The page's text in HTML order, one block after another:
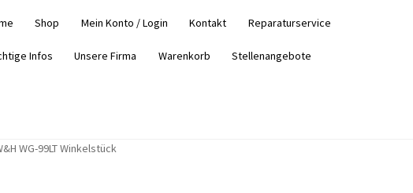
Shop Mein Konto / Login Kontakt Reparaturservice
Infos Unsere Firma Warenkorb Stellenangebote
WG-99LT Winkelstück